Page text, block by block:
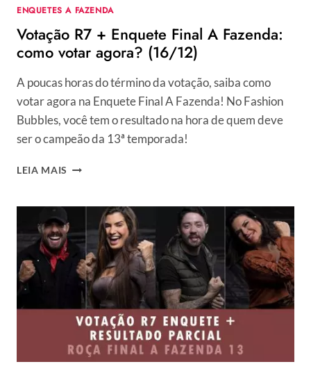
MELQUIADES
OU
SOLANGE
GOMES?
ENQUETES A FAZENDA
Votação R7 + Enquete Final A Fazenda:
como votar agora? (16/12)
A poucas horas do término da votação, saiba como
votar agora na Enquete Final A Fazenda! No Fashion
Bubbles, você tem o resultado na hora de quem deve
ser o campeão da 13ª temporada!
LEIA MAIS VOTAÇÃO
ENQUETE
FINAL
A
FAZENDA:
COMO
VOTAR
AGORA?
(16/12)